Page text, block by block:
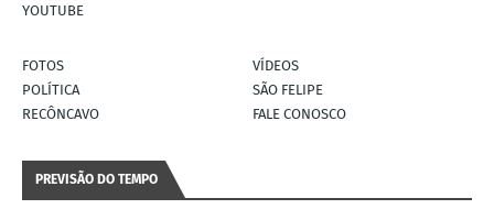
YOUTUBE
FOTOS
VÍDEOS
POLÍTICA
SÃO FELIPE
RECÔNCAVO
FALE CONOSCO
PREVISÃO DO TEMPO